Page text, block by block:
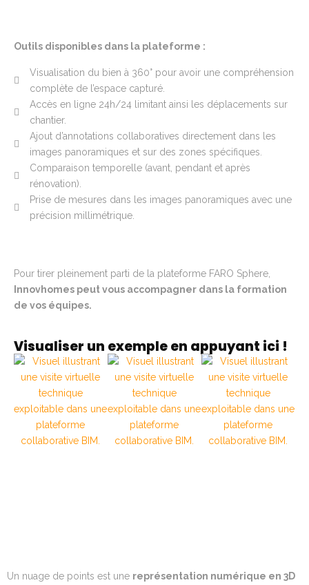
Outils disponibles dans la plateforme :
Visualisation du bien à 360° pour avoir une compréhension
complète de l’espace capturé.
Accès en ligne 24h/24 limitant ainsi les déplacements sur
chantier.
Ajout d’annotations collaboratives directement dans les
images panoramiques et sur des zones spécifiques.
Comparaison temporelle (avant, pendant et après
rénovation).
Prise de mesures dans les images panoramiques avec une
précision millimétrique.
Pour tirer pleinement parti de la plateforme FARO Sphere,
Innovhomes peut vous accompagner dans la formation
de vos équipes.
Visualiser un exemple en appuyant ici !
Un nuage de points est une représentation numérique en 3D